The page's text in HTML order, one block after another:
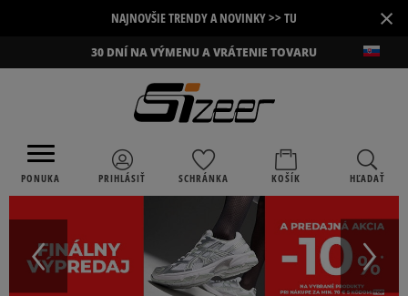
NAJNOVŠIE TRENDY A NOVINKY >> TU ×
30 DNÍ NA VÝMENU A VRÁTENIE TOVARU
PONUKA PRIHLÁSIŤ SCHRÁNKA KOŠÍK HĽADAŤ